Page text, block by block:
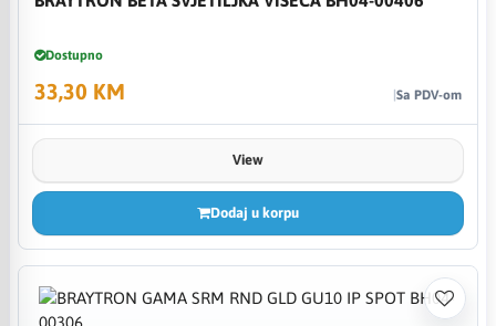
Dostupno
33,30 KM Sa PDV-om
View
Dodaj u korpu